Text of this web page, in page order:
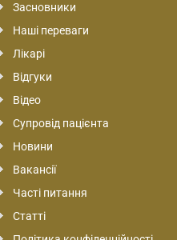
Засновники
Наші переваги
Лікарі
Відгуки
Відео
Супровід пацієнта
Новини
Вакансії
Часті питання
Статті